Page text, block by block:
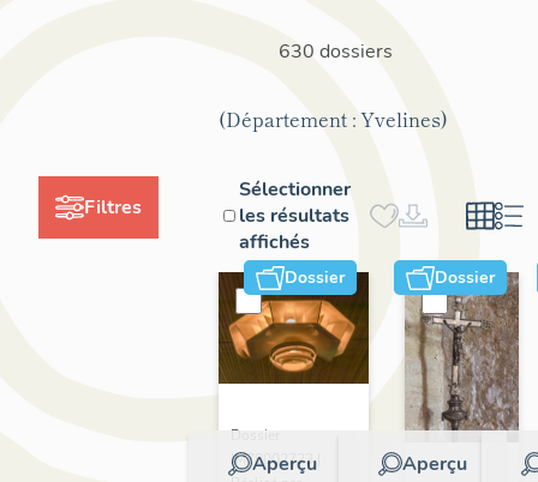
Filtres
630 dossiers
(Département : Yvelines)
Sélectionner
les résultats
affichés
Dossier
Aperçu
Dossier
IM78002723 |
Dossier
Aperçu